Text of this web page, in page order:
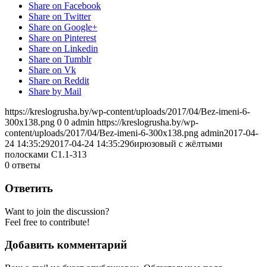
Share on Facebook
Share on Twitter
Share on Google+
Share on Pinterest
Share on Linkedin
Share on Tumblr
Share on Vk
Share on Reddit
Share by Mail
https://kreslogrusha.by/wp-content/uploads/2017/04/Bez-imeni-6-
300x138.png 0 0 admin https://kreslogrusha.by/wp-
content/uploads/2017/04/Bez-imeni-6-300x138.png admin2017-04-
24 14:35:292017-04-24 14:35:29бирюзовый с жёлтыми
полосками С1.1-313
0 ответы
Ответить
Want to join the discussion?
Feel free to contribute!
Добавить комментарий